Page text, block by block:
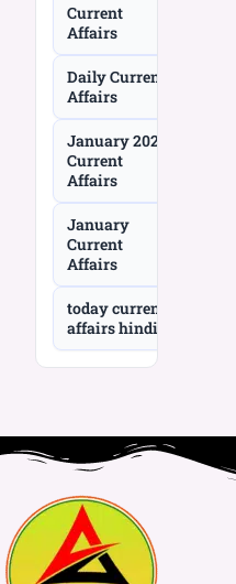
Current
Affairs
Daily Current
Affairs
January 2026
Current
Affairs
January
Current
Affairs
today current
affairs hindi